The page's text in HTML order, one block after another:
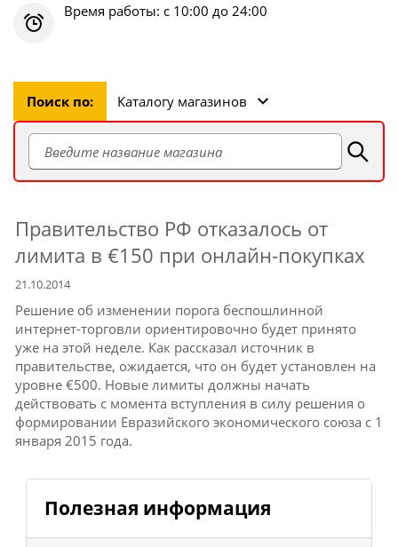
Время работы: с 10:00 до 24:00
Поиск по: Каталогу магазинов
Полезная информация
Правительство РФ отказалось от
лимита в €150 при онлайн-покупках
21.10.2014
Решение об изменении порога беспошлинной
интернет-торговли ориентировочно будет принято
уже на этой неделе. Как рассказал источник в
правительстве, ожидается, что он будет установлен на
уровне €500. Новые лимиты должны начать
действовать с момента вступления в силу решения о
формировании Евразийского экономического союза с 1
января 2015 года.